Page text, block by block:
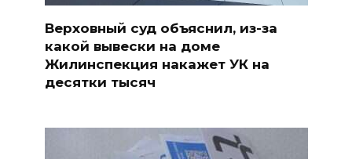
Верховный суд объяснил, из-за
какой вывески на доме
Жилинспекция накажет УК на
десятки тысяч